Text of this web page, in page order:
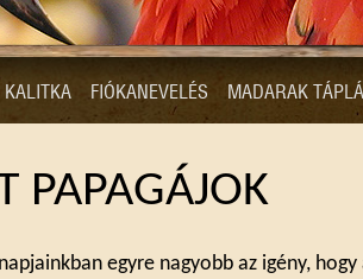
KALITKA FIÓKANEVELÉS MADARAK
PAPAGÁJOK
egyre nagyobb az igény,